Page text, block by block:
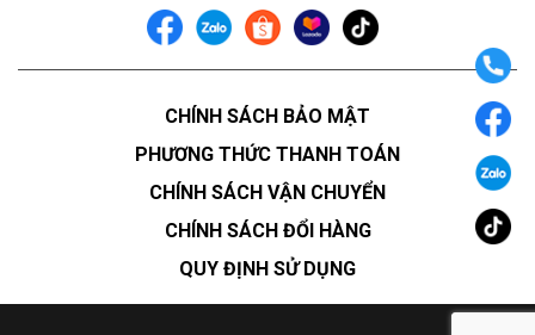
CHÍNH SÁCH BẢO MẬT
PHƯƠNG THỨC THANH TOÁN
CHÍNH SÁCH VẬN CHUYỂN
CHÍNH SÁCH ĐỔI HÀNG
QUY ĐỊNH SỬ DỤNG